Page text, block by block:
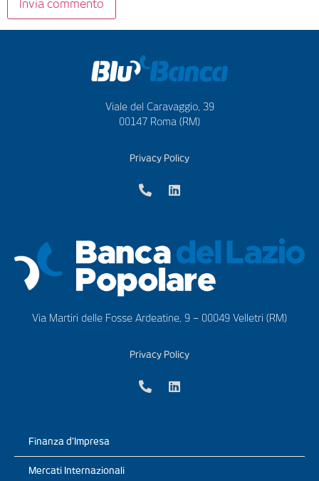
Viale del Caravaggio, 39
00147 Roma (RM)
Privacy Policy
Via Martiri delle Fosse Ardeatine, 9 – 00049 Velletri (RM)
Privacy Policy
Finanza d’Impresa
Mercati Internazionali